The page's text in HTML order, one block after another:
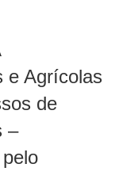
e Agrícolas
de
–